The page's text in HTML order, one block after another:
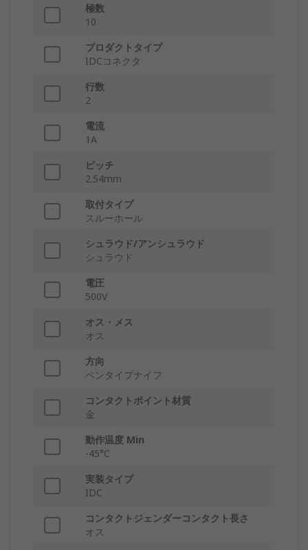
極数
10
プロダクトタイプ
IDCコネクタ
行数
2
電流
1A
ピッチ
2.54mm
取付タイプ
スルーホール
シュラウド/アンシュラウド
シュラウド
電圧
500V
オス・メス
オス
方向
ペンタイプナイフ
コンタクトポイント材質
金
動作温度 Min
-45°C
実装タイプ
IDC
コンタクトジェンダーコンタクト長さ
オス